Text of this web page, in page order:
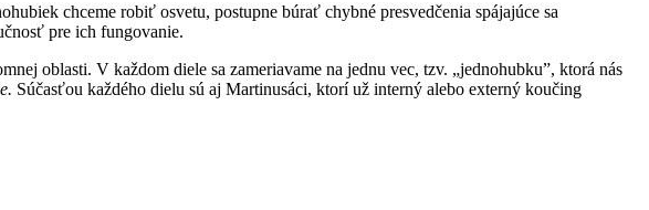
chceme robiť osvetu, postupne búrať chybné presvedčenia spájajúce sa
pre ich fungovanie.
oblasti. V každom diele sa zameriavame na jednu vec, tzv. „jednohubku”, ktorá nás
Súčasťou každého dielu sú aj Martinusáci, ktorí už interný alebo externý koučing